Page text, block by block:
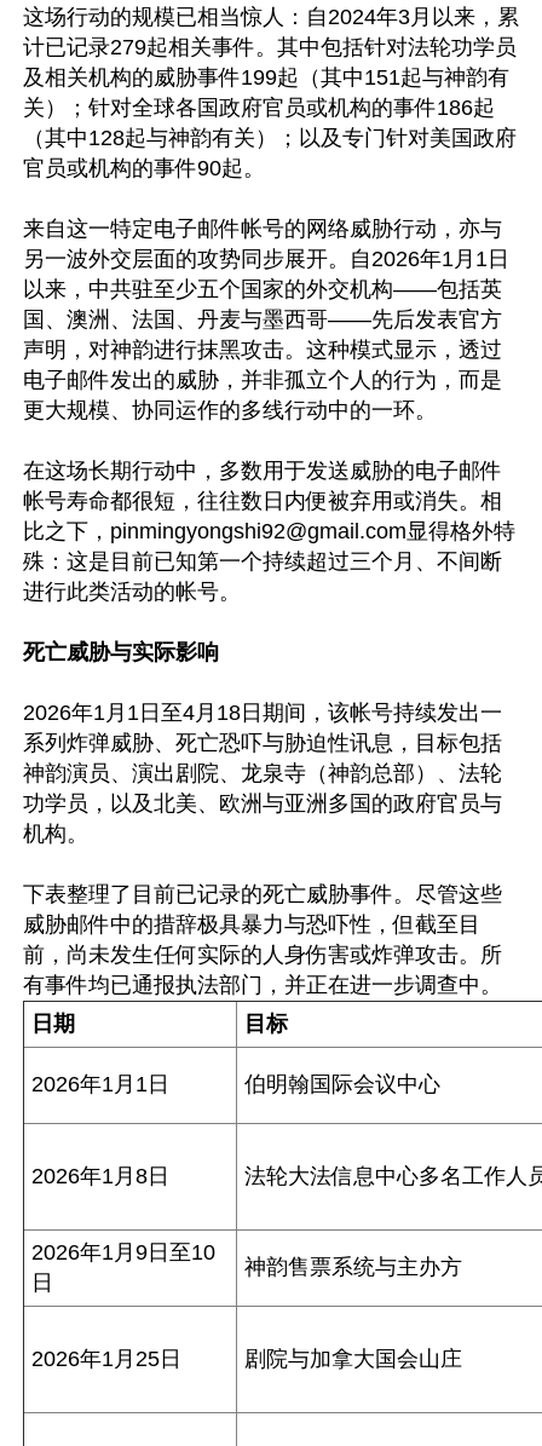
这场行动的规模已相当惊人：自2024年3月以来，累
计已记录279起相关事件。其中包括针对法轮功学员
及相关机构的威胁事件199起（其中151起与神韵有
关）；针对全球各国政府官员或机构的事件186起
（其中128起与神韵有关）；以及专门针对美国政府
官员或机构的事件90起。
来自这一特定电子邮件帐号的网络威胁行动，亦与
另一波外交层面的攻势同步展开。自2026年1月1日
以来，中共驻至少五个国家的外交机构——包括英
国、澳洲、法国、丹麦与墨西哥——先后发表官方
声明，对神韵进行抹黑攻击。这种模式显示，透过
电子邮件发出的威胁，并非孤立个人的行为，而是
更大规模、协同运作的多线行动中的一环。
在这场长期行动中，多数用于发送威胁的电子邮件
帐号寿命都很短，往往数日内便被弃用或消失。相
比之下， pinmingyongshi92@gmail.com显得格外特
殊：这是目前已知第一个持续超过三个月、不间断
进行此类活动的帐号。
死亡威胁与实际影响
2026年1月1日至4月18日期间，该帐号持续发出一
系列炸弹威胁、死亡恐吓与胁迫性讯息，目标包括
神韵演员、演出剧院、龙泉寺（神韵总部）、法轮
功学员，以及北美、欧洲与亚洲多国的政府官员与
机构。
下表整理了目前已记录的死亡威胁事件。尽管这些
威胁邮件中的措辞极具暴力与恐吓性，但截至目
前，尚未发生任何实际的人身伤害或炸弹攻击。所
日期
目标
2026年1月1日 伯明翰国际会议中心
2026年1月8日 法轮大法信息中心多名工作人
2026年1月9日至10
日
神韵售票系统与主办方
2026年1月25日 剧院与加拿大国会山庄